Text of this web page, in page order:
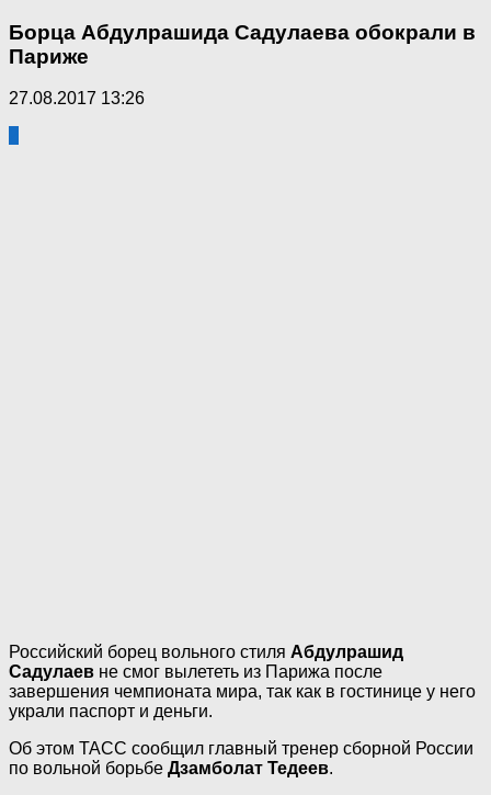
Борца Абдулрашида Садулаева обокрали в
Париже
27.08.2017 13:26
Российский борец вольного стиля Абдулрашид
Садулаев не смог вылететь из Парижа после
завершения чемпионата мира, так как в гостинице у него
украли паспорт и деньги.
Об этом ТАСС сообщил главный тренер сборной России
по вольной борьбе Дзамболат Тедеев.